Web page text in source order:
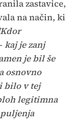
zastavice,
na način, ki
kaj je zanj
je bil še
osnovno
bilo v tej
legitimna